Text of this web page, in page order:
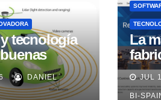
tecnología
en ventas
2
DANIEL
La
JUL
BI-